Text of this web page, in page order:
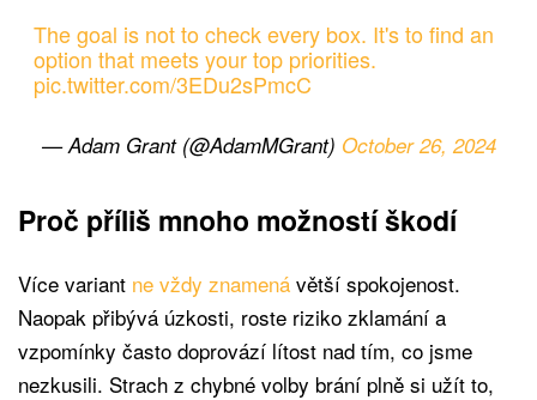
The goal is not to check every box. It's to find an
option that meets your top priorities.
pic.twitter.com/3EDu2sPmcC
— Adam Grant (@AdamMGrant) October 26, 2024
Proč příliš mnoho možností škodí
Více variant ne vždy znamená větší spokojenost.
Naopak přibývá úzkosti, roste riziko zklamání a
vzpomínky často doprovází lítost nad tím, co jsme
nezkusili. Strach z chybné volby brání plně si užít to,